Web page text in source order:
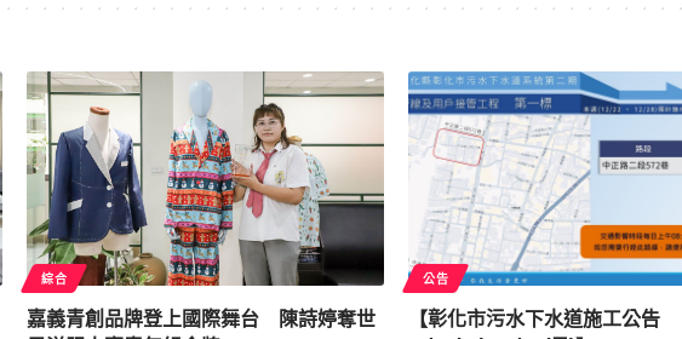
綜合
嘉義青創品牌登上國際舞台 陳詩婷奪世
公告
【彰化市污水下水道施工公告